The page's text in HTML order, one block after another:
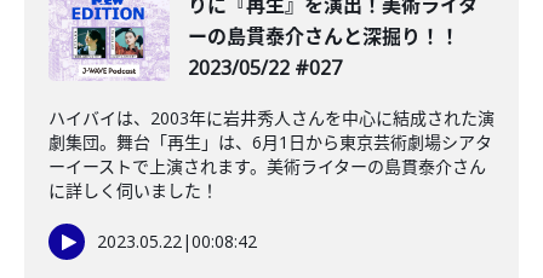
ーの島貫泰介さんと深掘り！！
2023/05/22 #027
ハイバイは、2003年に岩井秀人さんを中心に結成された演
劇集団。舞台「再生」は、6月1日から東京芸術劇場シアタ
ーイーストで上演されます。美術ライターの島貫泰介さん
に詳しく伺いました！
2023.05.22|00:08:42